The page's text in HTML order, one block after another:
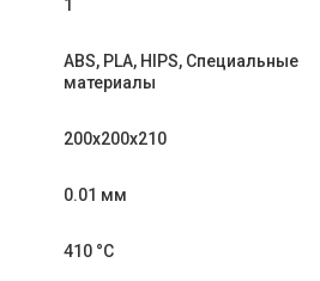
1
ABS, PLA, HIPS, Специальные
материалы
200х200х210
0.01 мм
410 °C